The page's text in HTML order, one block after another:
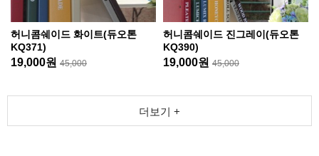
허니콤쉐이드 화이트(듀오톤
KQ371)
19,000원 45,000
허니콤쉐이드 진그레이(듀오톤
KQ390)
19,000원 45,000
더보기 +